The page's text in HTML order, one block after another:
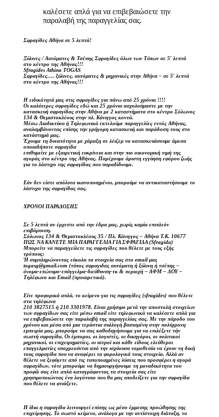
καλέσετε απλά για να επιβεβαιώσετε την
παραλαβή της παραγγελίας σας.
Σφραγίδες Αθήνα σε 5 λεπτά!
Ξύλινες / Αυτόματες & Τσέπης Σφραγίδες όλων των Τύπων σε 5′ λεπτά
στο κέντρο της Αθήνας!!!
Sfragides Athina TOGAS
Σφραγίδες…. ξύλινες, αυτόματες & μηχανικές στην Αθήνα – σε 5′ λεπτά
στο κέντρο της Αθήνας!!!
Η ειδικότητά μας στις σφραγίδες για πάνω από 25 χρόνια !!!!
Οι καλύτερες σφραγίδες εδώ και 25 χρόνια ασχολούμαστε με την
κατασκευή σφραγίδας στην Αθήνα με 2 καταστήματα στο κέντρο Σόλωνος
134 & Θεμιστοκλέους στην πλ. Κάνιγγος κοντά.
Μέσω Διαδικτύου ή Τηλεφωνικά εκτελούμε παραγγελίες εντός Αθήνας,
αναλαμβάνοντας επίσης την γρήγορη κατασκευή και παράδοση τους στο
κατάστημά μας.
Έχουμε τη δυνατότητα με χάραξη σε λέιζερ να κατασκευάσουμε άμεσα
οποιαδήποτε σφραγίδα
επιθυμείτε με εξαιρετική ευκρίνεια και στην πιο οικονομική τιμή της
αγοράς στο κέντρο της Αθήνας. Παρέχουμε άριστη εγγύηση εφόρου ζωής
για το λάστιχο της σφραγίδας που παραδίδουμε.
Εάν δεν είστε απόλυτα ικανοποιημένοι, μπορούμε να αντικαταστήσουμε το
λάστιχο της σφραγίδας σας.
ΧΡΟΝΟΙ ΠΑΡΑΔΟΣΗΣ
Σε 5 λεπτά αν έρχεστε από την έδρα μας, χωρίς καμία επιπλεόν
επιβάρυνση.
Σόλωνος 134 & Θεμιστοκλέους 35 / Πλ. Κάνιγγος – Αθήνα Τ.Κ. 10677
ΠΩΣ ΝΑ ΚΑΝΕΤΕ ΜΙΑ ΠΑΡΑΓΓΕΛΙΑ ΓΙΑ ΣΦΡΑΓΙΔΑ (Sfragida)
Μπορείτε να παραγγείλετε τις σφραγίδες που θέλετε με τους εξής
τρόπους:
Ή συμπληρώνοντας εύκολα τα στοιχεία σας στο email μας
togasg@gmail.com (τύπος σφραγιδας αυτόματη ή ξύλινη ή τσέπης –
όνομα-επώνυμο-επάγγελμα-διεύθυνση-τκ & περιοχή – ΑΦΜ – ΔΟΥ –
Τηλέφωνο και Email (προαιρετικά).
Είτε προφορικά απλά, το κείμενο για τις σφραγίδες (sfragides) που θέλετε
στα τηλέφωνα
210 3827515 ή 210 3301978. Είναι χρήσιμο μετά την αποστολή στοιχείων
των σφραγίδων σας είτε μέσω email είτε τηλεφωνικά να καλέσετε απλά για
να επιβεβαιώσετε την παραλαβή της παραγγελίας σας. Με την πάροδο του
χρόνου και μέσα από μια τεράστια συλλογή βασισμένη στην πολύχρονη
εμπειρία μας, μπορούμε να σας καθοδηγήσουμε για να επιλέξετε τήν
σωστή σφραγίδα. Οι έμποροι, οι λογιστές, οι δικηγόροι, οι πολιτικοί
μηχανικοί, οι επιχειρηματίες, οι ιατροί και κάθε είδους ελεύθεροι
επαγγελματίες υποχρεούνται από την ισχύουσα νομοθεσία να έχουν τη δική
τους σφραγίδα που να αναφέρει τα φορολογικά τους στοιχεία. Αλλά αν
θέλετε να ξεφύγετε από τις τυποποιημένες λύσεις που προσφέρει η αγορά
σφραγίδων, τότε μπορούμε να δημιουργήσουμε τη μοναδικότητα του
προφίλ σας είτε απλά καταγράφοντας τα στοιχεία σας είτε
χρησιμοποιώντας ένα λογότυπο που θα μας υποδείξετε για την σφραγίδα
που θέλετε να φτιάξετε.
Η ίδια η σφραγίδα λειτουργεί επίσης ως μέσο έμμεσης προώθησης της
επιχείρησης. Το σωστό κείμενο, ανάλογα με την αντίστοιχη διάταξη, το